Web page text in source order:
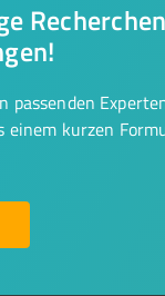
passenden
kurzen